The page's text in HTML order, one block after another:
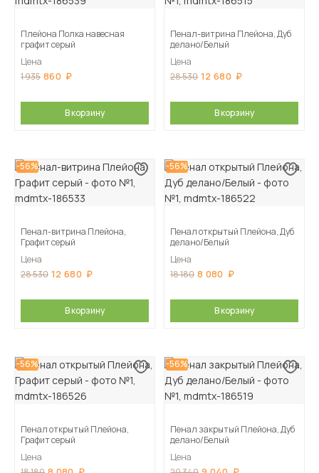
Плейона Полка навесная
графит серый
Цена
1 935 860
В корзину
Пенал-витрина Плейона, Дуб
делано/Белый
Цена
28 530 12 680
В корзину
-56%
Пенал-витрина Плейона,
Графит серый
Цена
28 530 12 680
В корзину
-56%
Пенал открытый Плейона, Дуб
делано/Белый
Цена
18 180 8 080
В корзину
-56%
Пенал открытый Плейона,
Графит серый
Цена
-56%
Пенал закрытый Плейона, Дуб
делано/Белый
Цена